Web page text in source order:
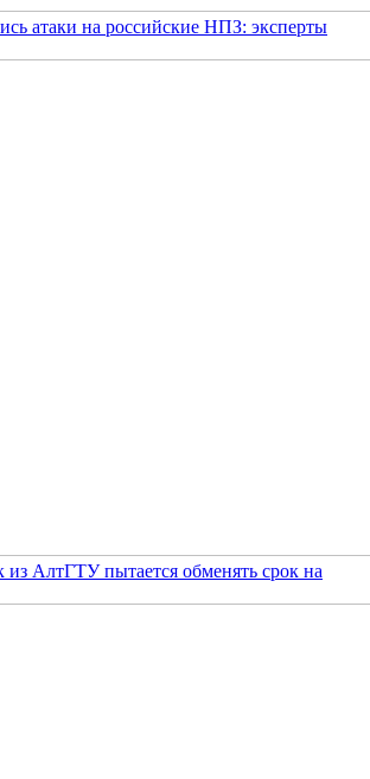
атаки на российские НПЗ: эксперты
из АлтГТУ пытается обменять срок на